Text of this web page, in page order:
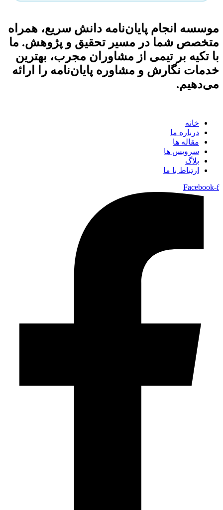
موسسه انجام پایان‌نامه دانش سریع، همراه
متخصص شما در مسیر تحقیق و پژوهش. ما
با تکیه بر تیمی از مشاوران مجرب، بهترین
خدمات نگارش و مشاوره پایان‌نامه را ارائه
می‌دهیم.
خانه
درباره ما
مقاله ها
سرویس ها
بلاگ
ارتباط با ما
Facebook-f